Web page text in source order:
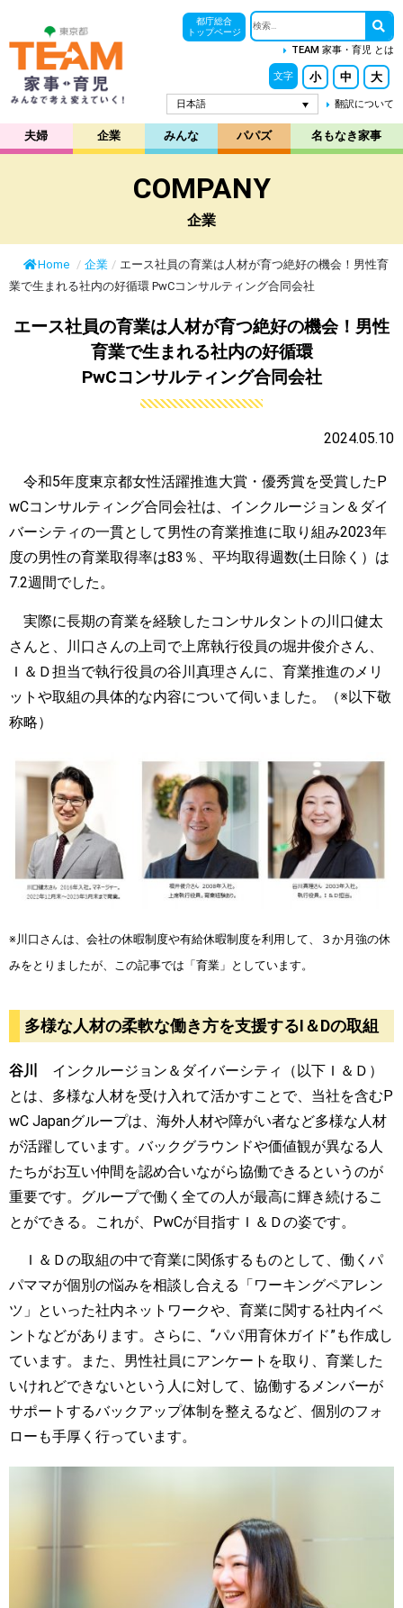
都庁総合
トップページ
TEAM 家事・育児 とは
文字 小 中 大
日本語 翻訳について
夫婦 企業 みんな パパズ 名もなき家事
COMPANY
企業
Home / 企業 / エース社員の育業は人材が育つ絶好の機会！男性育
業で生まれる社内の好循環 PwCコンサルティング合同会社
エース社員の育業は人材が育つ絶好の機会！男性
育業で生まれる社内の好循環
PwCコンサルティング合同会社
2024.05.10
令和5年度東京都女性活躍推進大賞・優秀賞を受賞した P
wCコンサルティング合同会社は、インクルージョン＆ダイ
バーシティの一貫として男性の育業推進に取り組み2023年
度の男性の育業取得率は83 ％、平均取得週数(土日除く）は
7.2週間でした。
実際に長期の育業を経験したコンサルタントの川口健太
さんと、川口さんの上司で上席執行役員の堀井俊介さん、
Ｉ＆Ｄ担当で執行役員の谷川真理さんに、育業推進のメリ
ットや取組の具体的な内容について伺いました。（※以下敬
称略）
※川口さんは、会社の休暇制度や有給休暇制度を利用して、３か月強の休
みをとりましたが、この記事では「育業」としています。
多様な人材の柔軟な働き方を支援するI＆Dの取組
谷川
インクルージョン＆ダイバーシティ（以下Ｉ＆Ｄ）
とは、多様な人材を受け入れて活かすことで、当社を含むP
wC Japanグループは、海外人材や障がい者など多様な人材
が活躍しています。バックグラウンドや価値観が異なる人
たちがお互い仲間を認め合いながら協働できるというのが
重要です。グループで働く全ての人が最高に輝き続けるこ
とができる。これが、 PwCが目指すＩ＆Ｄの姿です。
Ｉ＆Ｄの取組の中で育業に関係するものとして、働くパ
パママが個別の悩みを相談し合える「ワーキングペアレン
ツ」といった社内ネットワークや、育業に関する社内イベ
ントなどがあります。さらに、 “パパ用育休ガイド”も作成し
ています。また、男性社員にアンケートを取り、育業した
いけれどできないという人に対して、協働するメンバーが
サポートするバックアップ体制を整えるなど、個別のフォ
ローも手厚く行っています。